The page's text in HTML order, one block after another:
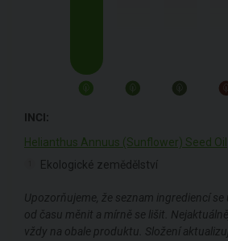
INCI:
Helianthus Annuus (Sunflower) Seed Oil
Ekologické zemědělství
Upozorňujeme, že seznam ingrediencí
od času měnit a mírně se lišit.
vždy na obale produktu. Složení